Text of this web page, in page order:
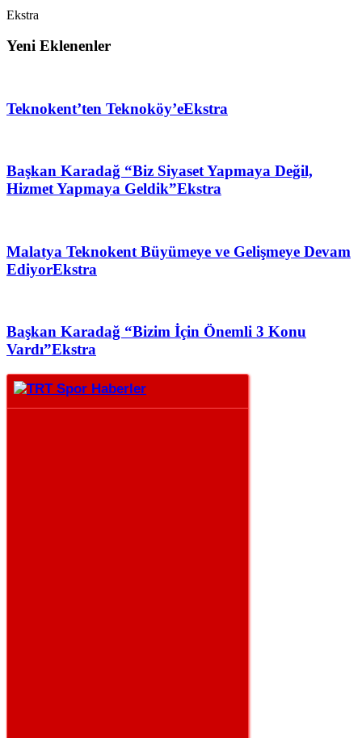
Ekstra
Yeni Eklenenler
Teknokent’ten Teknoköy’eEkstra
Başkan Karadağ “Biz Siyaset Yapmaya Değil,
Hizmet Yapmaya Geldik”Ekstra
Malatya Teknokent Büyümeye ve Gelişmeye Devam
EdiyorEkstra
Başkan Karadağ “Bizim İçin Önemli 3 Konu
Vardı”Ekstra